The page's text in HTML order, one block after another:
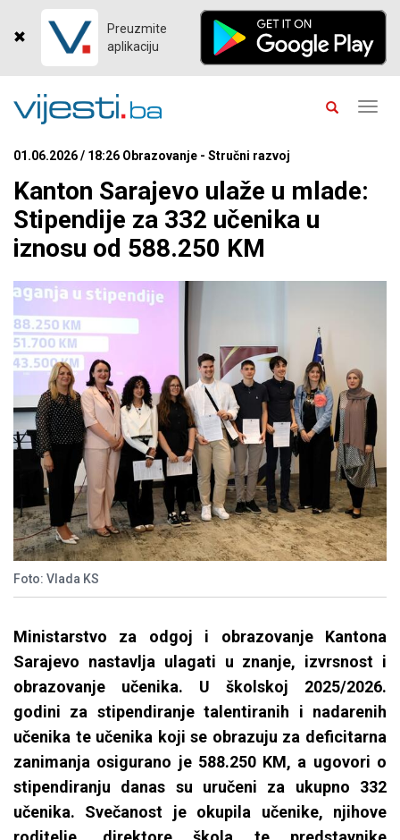
Preuzmite
aplikaciju
01.06.2026 / 18:26 Obrazovanje - Stručni razvoj
Kanton Sarajevo ulaže u mlade:
Stipendije za 332 učenika u
iznosu od 588.250 KM
Foto: Vlada KS
Ministarstvo za odgoj i obrazovanje Kantona
Sarajevo nastavlja ulagati u znanje, izvrsnost i
obrazovanje učenika. U školskoj 2025/2026.
godini za stipendiranje talentiranih i nadarenih
učenika te učenika koji se obrazuju za deficitarna
zanimanja osigurano je 588.250 KM, a ugovori o
stipendiranju danas su uručeni za ukupno 332
učenika. Svečanost je okupila učenike, njihove